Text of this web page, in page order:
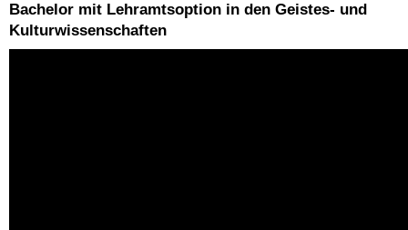
Bachelor mit Lehramtsoption in den Geistes- und
Kulturwissenschaften